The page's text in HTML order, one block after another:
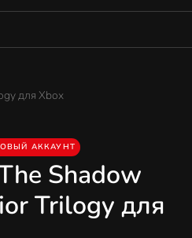
для Xbox
АККАУНТ
Shadow
Trilogy для